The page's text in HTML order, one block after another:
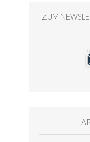
ZUM